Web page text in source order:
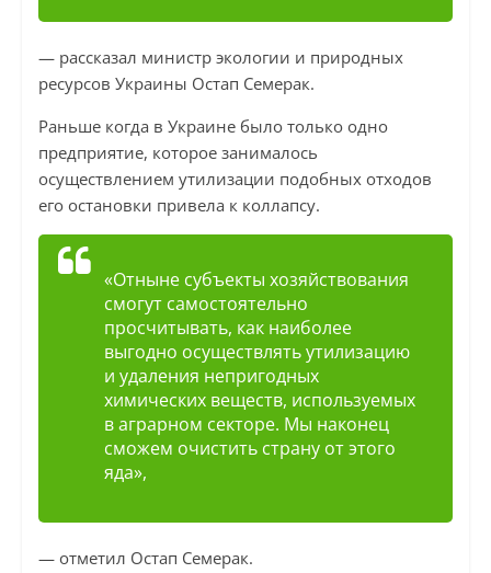
— рассказал министр экологии и природных
ресурсов Украины Остап Семерак.
Раньше когда в Украине было только одно
предприятие, которое занималось
осуществлением утилизации подобных отходов
его остановки привела к коллапсу.
«Отныне субъекты хозяйствования
смогут самостоятельно
просчитывать, как наиболее
выгодно осуществлять утилизацию
и удаления непригодных
химических веществ, используемых
в аграрном секторе. Мы наконец
сможем очистить страну от этого
яда»,
— отметил Остап Семерак.